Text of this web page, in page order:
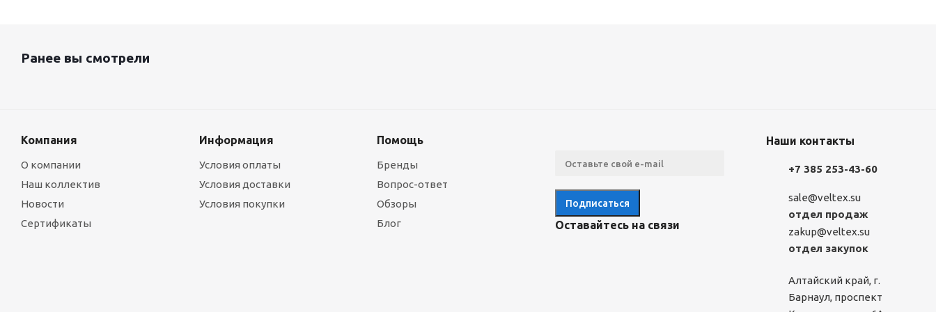
Ранее вы смотрели
Компания
О компании
Наш коллектив
Новости
Сертификаты
Информация
Условия оплаты
Условия доставки
Условия покупки
Помощь
Бренды
Вопрос-ответ
Обзоры
Блог
Оставайтесь на связи
Наши контакты
+7 385 253-43-60
sale@veltex.su
отдел продаж
zakup@veltex.su
отдел закупок
Алтайский край, г.
Барнаул, проспект